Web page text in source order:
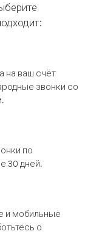
на ваш счёт
звонки со
по
30 дней.
и мобильные
о